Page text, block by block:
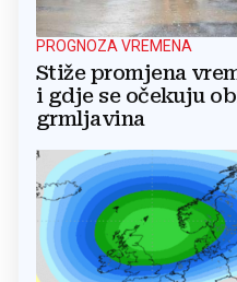
PROGNOZA VREMENA
Stiže promjena
i gdje se očekuju
grmljavina